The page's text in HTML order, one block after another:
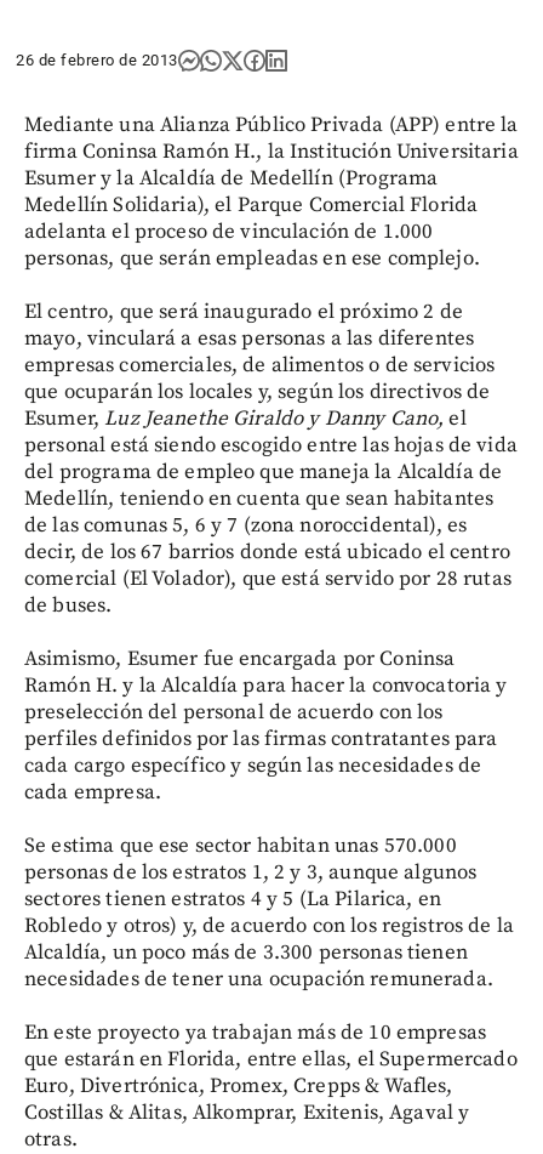
26 de febrero de 2013
Mediante una Alianza Público Privada (APP) entre la
firma Coninsa Ramón H., la Institución Universitaria
Esumer y la Alcaldía de Medellín (Programa
Medellín Solidaria), el Parque Comercial Florida
adelanta el proceso de vinculación de 1.000
personas, que serán empleadas en ese complejo.
El centro, que será inaugurado el próximo 2 de
mayo, vinculará a esas personas a las diferentes
empresas comerciales, de alimentos o de servicios
que ocuparán los locales y, según los directivos de
Esumer,Luz Jeanethe Giraldo y Danny Cano, el
personal está siendo escogido entre las hojas de vida
del programa de empleo que maneja la Alcaldía de
Medellín, teniendo en cuenta que sean habitantes
de las comunas 5, 6 y 7 (zona noroccidental), es
decir, de los 67 barrios donde está ubicado el centro
comercial (El Volador), que está servido por 28 rutas
de buses.
Asimismo, Esumer fue encargada por Coninsa
Ramón H. y la Alcaldía para hacer la convocatoria y
preselección del personal de acuerdo con los
perfiles definidos por las firmas contratantes para
cada cargo específico y según las necesidades de
cada empresa.
Se estima que ese sector habitan unas 570.000
personas de los estratos 1, 2 y 3, aunque algunos
sectores tienen estratos 4 y 5 (La Pilarica, en
Robledo y otros) y, de acuerdo con los registros de la
Alcaldía, un poco más de 3.300 personas tienen
necesidades de tener una ocupación remunerada.
En este proyecto ya trabajan más de 10 empresas
que estarán en Florida, entre ellas, el Supermercado
Euro, Divertrónica, Promex, Crepps & Wafles,
Costillas & Alitas, Alkomprar, Exitenis, Agaval y
otras.